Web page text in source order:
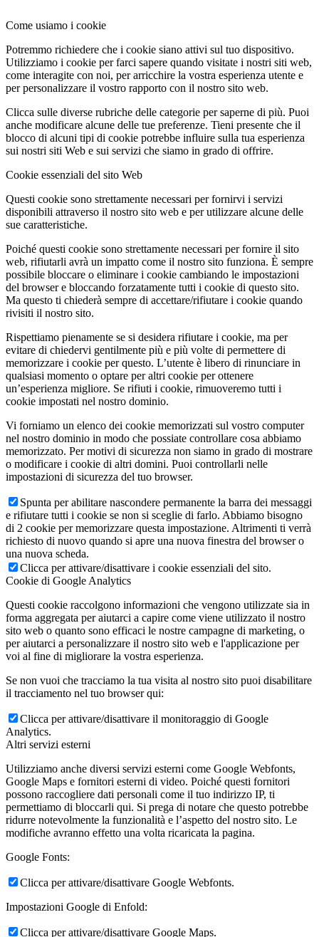
Come usiamo i cookie
Potremmo richiedere che i cookie siano attivi sul tuo dispositivo.
Utilizziamo i cookie per farci sapere quando visitate i nostri siti web,
come interagite con noi, per arricchire la vostra esperienza utente e
per personalizzare il vostro rapporto con il nostro sito web.
Clicca sulle diverse rubriche delle categorie per saperne di più. Puoi
anche modificare alcune delle tue preferenze. Tieni presente che il
blocco di alcuni tipi di cookie potrebbe influire sulla tua esperienza
sui nostri siti Web e sui servizi che siamo in grado di offrire.
Cookie essenziali del sito Web
Questi cookie sono strettamente necessari per fornirvi i servizi
disponibili attraverso il nostro sito web e per utilizzare alcune delle
sue caratteristiche.
Poiché questi cookie sono strettamente necessari per fornire il sito
web, rifiutarli avrà un impatto come il nostro sito funziona. È sempre
possibile bloccare o eliminare i cookie cambiando le impostazioni
del browser e bloccando forzatamente tutti i cookie di questo sito.
Ma questo ti chiederà sempre di accettare/rifiutare i cookie quando
rivisiti il nostro sito.
Rispettiamo pienamente se si desidera rifiutare i cookie, ma per
evitare di chiedervi gentilmente più e più volte di permettere di
memorizzare i cookie per questo. L’utente è libero di rinunciare in
qualsiasi momento o optare per altri cookie per ottenere
un’esperienza migliore. Se rifiuti i cookie, rimuoveremo tutti i
cookie impostati nel nostro dominio.
Vi forniamo un elenco dei cookie memorizzati sul vostro computer
nel nostro dominio in modo che possiate controllare cosa abbiamo
memorizzato. Per motivi di sicurezza non siamo in grado di mostrare
o modificare i cookie di altri domini. Puoi controllarli nelle
impostazioni di sicurezza del tuo browser.
Spunta per abilitare nascondere permanente la barra dei messaggi
e rifiutare tutti i cookie se non si sceglie di farlo. Abbiamo bisogno
di 2 cookie per memorizzare questa impostazione. Altrimenti ti verrà
richiesto di nuovo quando si apre una nuova finestra del browser o
una nuova scheda.
Clicca per attivare/disattivare i cookie essenziali del sito.
Cookie di Google Analytics
Questi cookie raccolgono informazioni che vengono utilizzate sia in
forma aggregata per aiutarci a capire come viene utilizzato il nostro
sito web o quanto sono efficaci le nostre campagne di marketing, o
per aiutarci a personalizzare il nostro sito web e l'applicazione per
voi al fine di migliorare la vostra esperienza.
Se non vuoi che tracciamo la tua visita al nostro sito puoi disabilitare
il tracciamento nel tuo browser qui:
Clicca per attivare/disattivare il monitoraggio di Google
Analytics.
Altri servizi esterni
Utilizziamo anche diversi servizi esterni come Google Webfonts,
Google Maps e fornitori esterni di video. Poiché questi fornitori
possono raccogliere dati personali come il tuo indirizzo IP, ti
permettiamo di bloccarli qui. Si prega di notare che questo potrebbe
ridurre notevolmente la funzionalità e l’aspetto del nostro sito. Le
modifiche avranno effetto una volta ricaricata la pagina.
Google Fonts:
Clicca per attivare/disattivare Google Webfonts.
Impostazioni Google di Enfold:
Clicca per attivare/disattivare Google Maps.